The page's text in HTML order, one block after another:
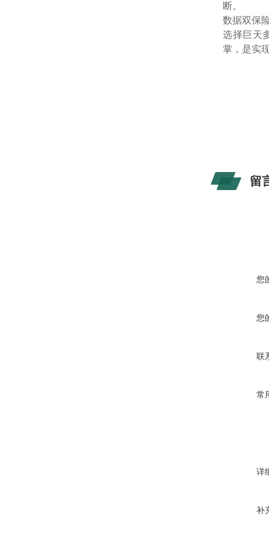
断。
数据双保
选择巨天
掌，是实
留
您
您
联
常
详
补